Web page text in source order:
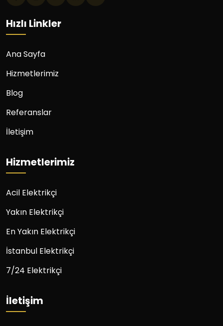
Hızlı Linkler
Ana Sayfa
Hizmetlerimiz
Blog
Referanslar
İletişim
Hizmetlerimiz
Acil Elektrikçi
Yakın Elektrikçi
En Yakın Elektrikçi
İstanbul Elektrikçi
7/24 Elektrikçi
İletişim